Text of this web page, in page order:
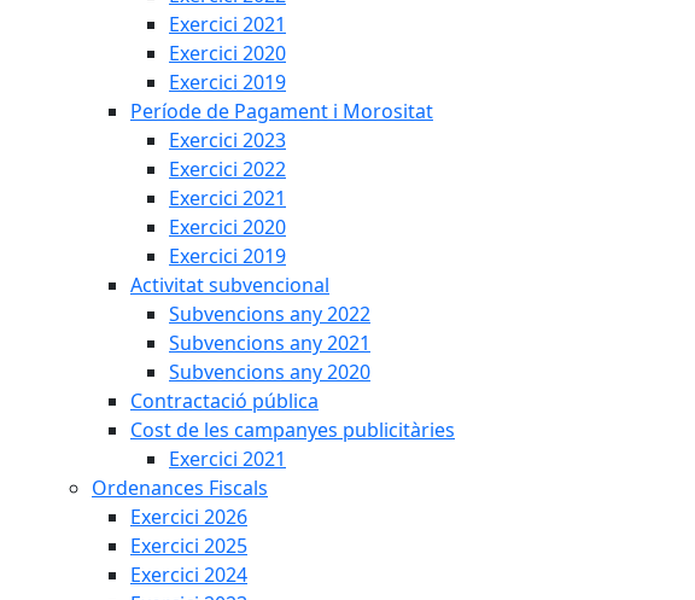
Exercici 2021
Exercici 2020
Exercici 2019
Període de Pagament i Morositat
Exercici 2023
Exercici 2022
Exercici 2021
Exercici 2020
Exercici 2019
Activitat subvencional
Subvencions any 2022
Subvencions any 2021
Subvencions any 2020
Contractació pública
Cost de les campanyes publicitàries
Exercici 2021
Ordenances Fiscals
Exercici 2026
Exercici 2025
Exercici 2024